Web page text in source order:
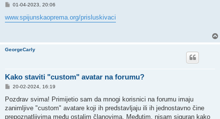
P
s
t
01-04-2023, 20:06
www.spijunskaoprema.org/prisluskivaci
GeorgeCarly
Kako staviti "custom" avatar na forumu?
P
s
20-02-2024, 16:19
Pozdrav svima! Primijetio sam da mnogi korisnici na forumu imaju
zanimljive "custom" avatare koji ih predstavljaju ili ih jednostavno čine
prepoznatljivima među ostalim članovima. Međutim, nisam siguran kako